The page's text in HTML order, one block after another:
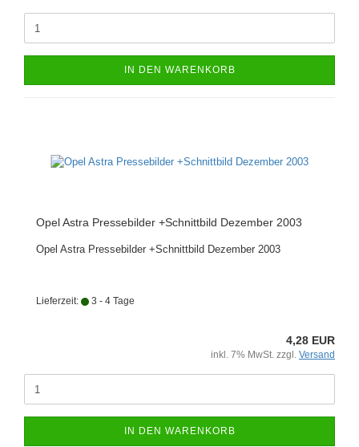
IN DEN WARENKORB
Opel Astra Pressebilder +Schnittbild Dezember 2003
Opel Astra Pressebilder +Schnittbild Dezember 2003
Lieferzeit: 3 - 4 Tage
4,28 EUR
inkl. 7% MwSt. zzgl. Versand
IN DEN WARENKORB